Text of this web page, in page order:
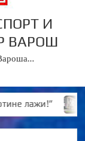
И
ВАРОШ